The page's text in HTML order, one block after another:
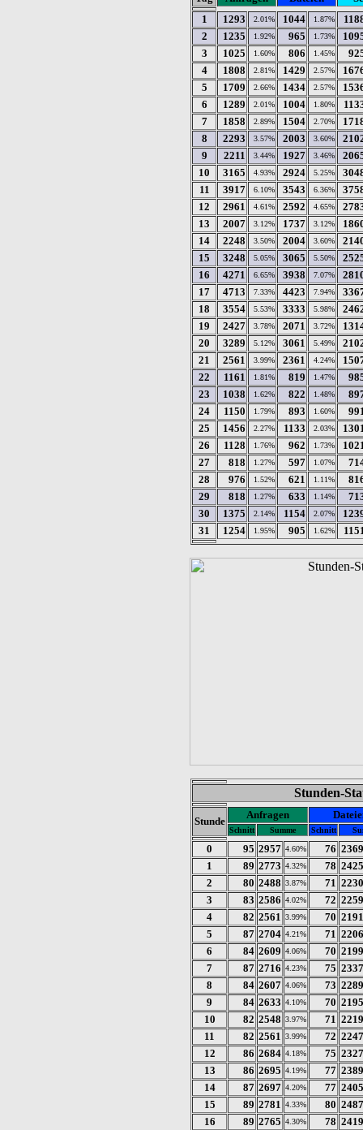
1
1293 2.01% 1044 1.87%
2
1235 1.92% 965 1.73%
3
1025 1.60% 806 1.45%
4
1808 2.81% 1429 2.57%
5
1709 2.66% 1434 2.57%
6
1289 2.01% 1004 1.80%
7
1858 2.89% 1504 2.70%
8
2293 3.57% 2003 3.60%
9
2211 3.44% 1927 3.46%
10
3165 4.93% 2924 5.25%
11
3917 6.10% 3543 6.36%
12
2961 4.61% 2592 4.65%
13
2007 3.12% 1737 3.12%
14
2248 3.50% 2004 3.60%
15
3248 5.05% 3065 5.50%
16
4271 6.65% 3938 7.07%
17
4713 7.33% 4423 7.94%
18
3554 5.53% 3333 5.98%
19
2427 3.78% 2071 3.72%
20
3289 5.12% 3061 5.49%
21
2561 3.99% 2361 4.24%
22
1161 1.81% 819 1.47%
23
1038 1.62% 822 1.48%
24
1150 1.79% 893 1.60%
25
1456 2.27% 1133 2.03%
26
1128 1.76% 962 1.73%
27
818 1.27% 597 1.07%
28
976 1.52% 621 1.11%
29
818 1.27% 633 1.14%
30
1375 2.14% 1154 2.07%
31
1254 1.95% 905 1.62%
Stunden-
Stunde
Anfragen
Schnitt Summe Schnitt
0 95 2957 4.60% 76 2369
1
89 2773 4.32% 78 2425
2
80 2488 3.87% 71 2230
3
83 2586 4.02% 72 2259
4
82 2561 3.99% 70 2191
5
87 2704 4.21% 71 2206
6
84 2609 4.06% 70 2199
7
87 2716 4.23% 75 2337
8
84 2607 4.06% 73 2289
9
84 2633 4.10% 70 2195
10
82 2548 3.97% 71 2219
11
82 2561 3.99% 72 2247
12
86 2684 4.18% 75 2327
13
86 2695 4.19% 77 2389
14
87 2697 4.20% 77 2405
15
89 2781 4.33% 80 2487
16
89 2765 4.30% 78 2419